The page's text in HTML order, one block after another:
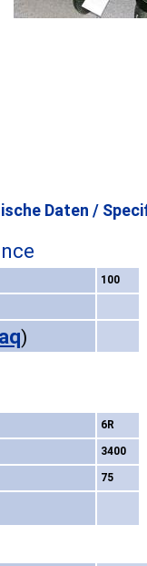
Daten /
100
)
6R
3400
75